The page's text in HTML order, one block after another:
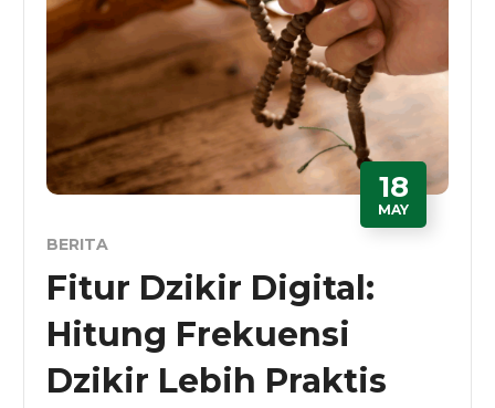
18
MAY
BERITA
Fitur Dzikir Digital:
Hitung Frekuensi
Dzikir Lebih Praktis